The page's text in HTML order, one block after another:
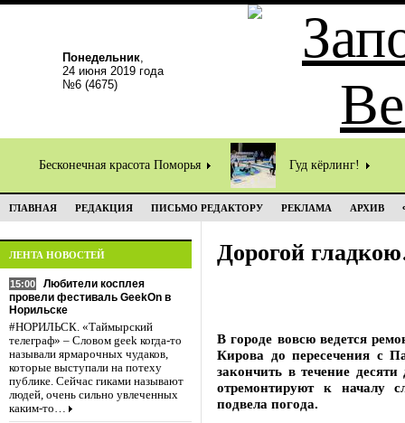
Понедельник,
24 июня 2019 года
№6 (4675)
Бесконечная красота Поморья Гуд кёрлинг!
ГЛАВНАЯ РЕДАКЦИЯ ПИСЬМО РЕДАКТОРУ РЕКЛАМА АРХИВ
ЛЕНТА НОВОСТЕЙ
15:00
Любители косплея
провели фестиваль GeekOn в
Норильске
#НОРИЛЬСК. «Таймырский
телеграф» – Словом geek когда-то
называли ярмарочных чудаков,
которые выступали на потеху
публике. Сейчас гиками называют
людей, очень сильно увлеченных
каким-то…
Дорогой
В городе вовсю ведется
Кирова до пересечения с
закончить в течение
отремонтируют к началу
подвела погода.